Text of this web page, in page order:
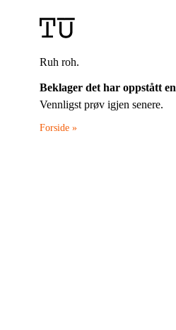
Ruh roh.
Beklager det har oppstått
Vennligst prøv igjen senere.
Forside »